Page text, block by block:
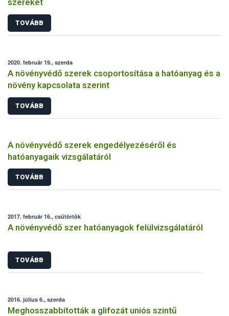
szereket
TOVÁBB
2020. február 19., szerda
A növényvédő szerek csoportosítása a hatóanyag és a
növény kapcsolata szerint
TOVÁBB
A növényvédő szerek engedélyezéséről és
hatóanyagaik vizsgálatáról
TOVÁBB
2017. február 16., csütörtök
A növényvédő szer hatóanyagok felülvizsgálatáról
TOVÁBB
2016. július 6., szerda
Meghosszabbították a glifozát uniós szintű